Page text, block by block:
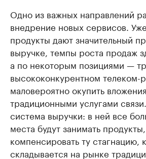
Одно из важных направлений
внедрение новых сервисов.
продукты дают значительный
выручке, темпы роста продаж
а по некоторым позициями —
высококонкурентном телеком-
маловероятно окупить
традиционными услугами
система выручки: в ней все
места будут занимать
компенсировать ту стагнацию,
складывается на рынке